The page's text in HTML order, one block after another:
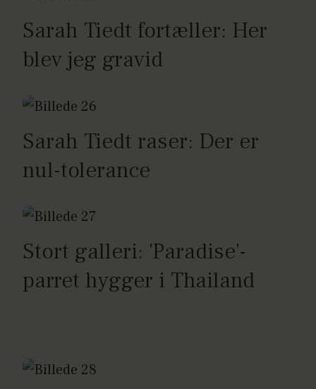
Sarah Tiedt fortæller: Her
blev jeg gravid
Sarah Tiedt raser: Der er
nul-tolerance
Stort galleri: 'Paradise'-
parret hygger i Thailand